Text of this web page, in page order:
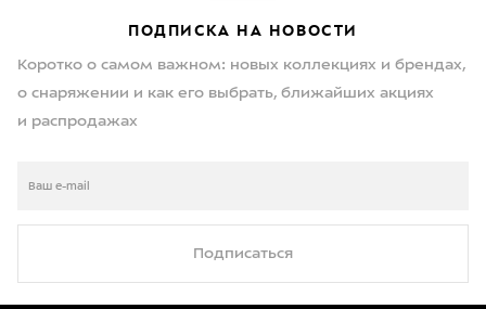
ПОДПИСКА НА НОВОСТИ
Коротко о самом важном: новых коллекциях и брендах,
о снаряжении и как его выбрать, ближайших акциях
и распродажах
Подписаться